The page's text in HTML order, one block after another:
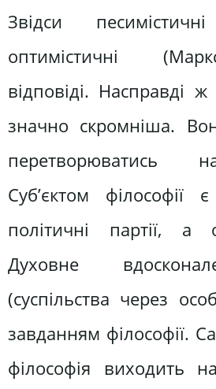
Звідси
оптимістичні
відповіді. Насправді
значно скромніша.
перетворюватись
Суб’єктом
політичні партії, а
Духовне
(суспільства через
завданням філософії.
філософія виходить